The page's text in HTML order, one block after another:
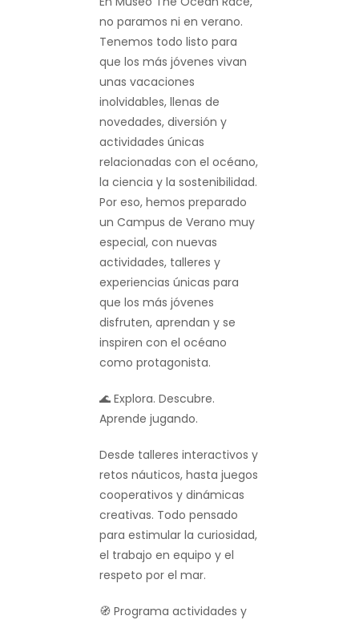
no paramos ni en verano.
Tenemos todo listo para
que los más jóvenes vivan
unas vacaciones
inolvidables, llenas de
novedades, diversión y
actividades únicas
relacionadas con el océano,
la ciencia y la sostenibilidad.
Por eso, hemos preparado
un Campus de Verano muy
especial, con nuevas
actividades, talleres y
experiencias únicas para
que los más jóvenes
disfruten, aprendan y se
inspiren con el océano
como protagonista.
🌊 Explora. Descubre.
Aprende jugando.
Desde talleres interactivos y
retos náuticos, hasta juegos
cooperativos y dinámicas
creativas. Todo pensado
para estimular la curiosidad,
el trabajo en equipo y el
respeto por el mar.
🧭 Programa actividades y